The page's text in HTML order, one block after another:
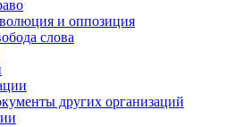
и оппозиция
слова
других организаций